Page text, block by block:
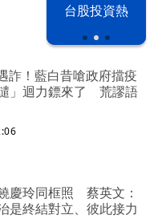
台股投資熱
詐！藍白昔嗆政府擋疫
」迴力鏢來了 荒謬語
慶玲同框照 蔡英文：
是終結對立、彼此接力